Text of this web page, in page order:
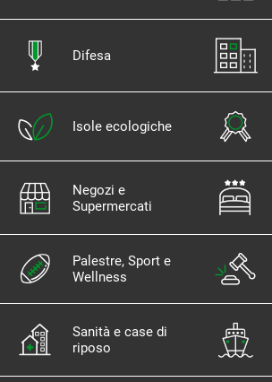
Difesa
Isole ecologiche
Negozi e
Supermercati
Palestre, Sport e
Wellness
Sanità e case di
riposo